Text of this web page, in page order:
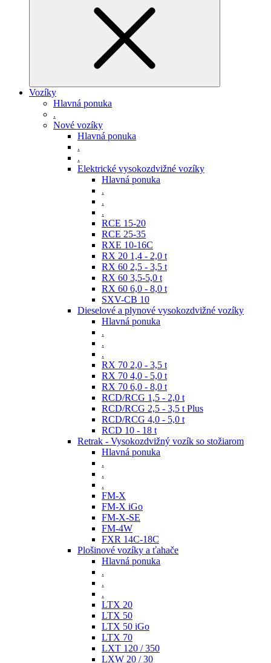
Vozíky
Hlavná ponuka
.
Nové vozíky
Hlavná ponuka
.
.
Elektrické vysokozdvižné vozíky
Hlavná ponuka
.
.
.
RCE 15-20
RCE 25-35
RXE 10-16C
RX 20 1,4 - 2,0 t
RX 60 2,5 - 3,5 t
RX 60 3,5-5,0 t
RX 60 6,0 - 8,0 t
SXV-CB 10
Dieselové a plynové vysokozdvižné vozíky
Hlavná ponuka
.
.
.
RX 70 2,0 - 3,5 t
RX 70 4,0 - 5,0 t
RX 70 6,0 - 8,0 t
RCD/RCG 1,5 - 2,0 t
RCD/RCG 2,5 - 3,5 t Plus
RCD/RCG 4,0 - 5,0 t
RCD 10 - 18 t
Retrak - Vysokozdvižný vozík so stožiarom
Hlavná ponuka
.
.
.
FM-X
FM-X iGo
FM-X-SE
FM-4W
FXR 14C-18C
Plošinové vozíky a ťahače
Hlavná ponuka
.
.
.
LTX 20
LTX 50
LTX 50 iGo
LTX 70
LXT 120 / 350
LXW 20 / 30